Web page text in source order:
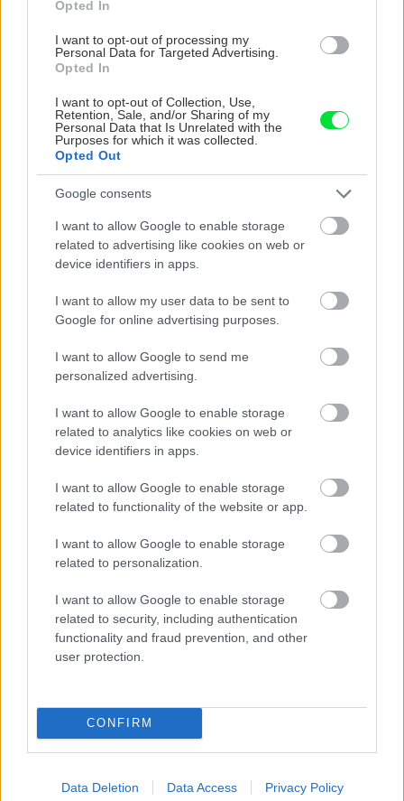
Opted In
I want to opt-out of processing my
Personal Data for Targeted Advertising.
Opted In
I want to opt-out of Collection, Use,
Retention, Sale, and/or Sharing of my
Personal Data that Is Unrelated with the
Purposes for which it was collected.
Opted Out
Google consents
I want to allow Google to enable storage
related to advertising like cookies on web or
device identifiers in apps.
I want to allow my user data to be sent to
Google for online advertising purposes.
I want to allow Google to send me
personalized advertising.
I want to allow Google to enable storage
related to analytics like cookies on web or
device identifiers in apps.
I want to allow Google to enable storage
related to functionality of the website or app.
I want to allow Google to enable storage
related to personalization.
I want to allow Google to enable storage
related to security, including authentication
functionality and fraud prevention, and other
user protection.
CONFIRM
Data Deletion Data Access Privacy Policy
tak, aby v poslednom vrchnom rade tvaroviek
nebola dutina celkom vyplnená, ale aby betón
siahal 10 mm pod hornú plochu tvarovky. Medzi
priestor – dutina. Priamym kontaktom
výplňového betónu a betónovej striešky voda
preniká zo striešky do výplňového betónu, čo
je nežiaduce. Ak do výplňového betónu vniká
dažďová voda, striedavým zmrazovaním a
rozmrazovaním vody vo výplňovom betóne
môžu trhliny dosiahnuť šírku aj viac milimetrov.
Plotové striešky lepíme k stenám tvaroviek
pružným mrazuvzdorným stavebným lepidlom.
Škáry medzi strieškovými dielcami
odporúčame vyplniť flexibilnou škárovacou
hmotou alebo silikónovým tmelom, aby
nedochádzalo k vnikaniu vody do výplňového
betónu. Striešky musia mať na spodnej ploche
odkvapovú drážku.
Hydrofobizácia betónu
konštrukcie
dlhodobo
pôsobením
chemických
látok z
ovzdušia,